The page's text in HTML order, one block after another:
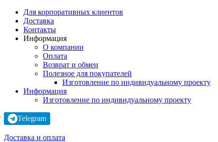
Для корпоративных клиентов
Доставка
Контакты
Информация
О компании
Оплата
Возврат и обмен
Полезное для покупателей
Изготовление по индивидуальному проекту
Информация
Изготовление по индивидуальному проекту
Telegram
Доставка и оплата